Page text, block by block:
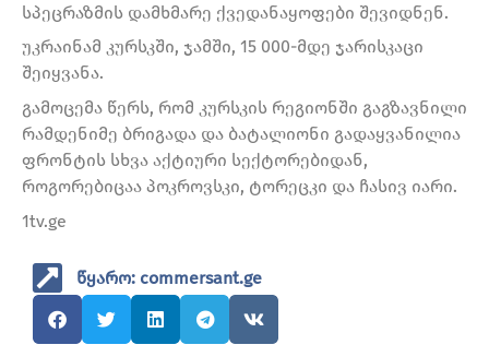
სპეცრაზმის დამხმარე ქვედანაყოფები შევიდნენ.
უკრაინამ კურსკში, ჯამში, 15 000-მდე ჯარისკაცი
შეიყვანა.
გამოცემა წერს, რომ კურსკის რეგიონში გაგზავნილი
რამდენიმე ბრიგადა და ბატალიონი გადაყვანილია
ფრონტის სხვა აქტიური სექტორებიდან,
როგორებიცაა პოკროვსკი, ტორეცკი და ჩასივ იარი.
1tv.ge
წყარო: commersant.ge